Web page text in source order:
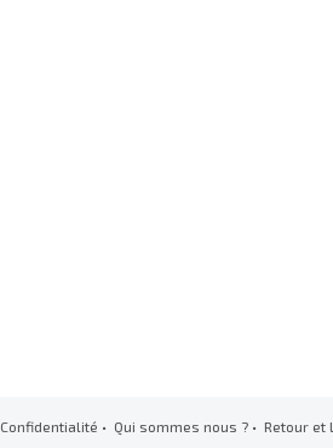
Confidentialité • Qui sommes nous ?• Retour et